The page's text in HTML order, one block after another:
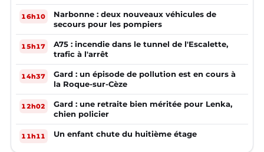
16h10
Narbonne : deux nouveaux véhicules de
secours pour les pompiers
15h17
A75 : incendie dans le tunnel de l'Escalette,
trafic à l'arrêt
14h37
Gard : un épisode de pollution est en cours à
la Roque-sur-Cèze
12h02
Gard : une retraite bien méritée pour Lenka,
chien policier
11h11 Un enfant chute du huitième étage